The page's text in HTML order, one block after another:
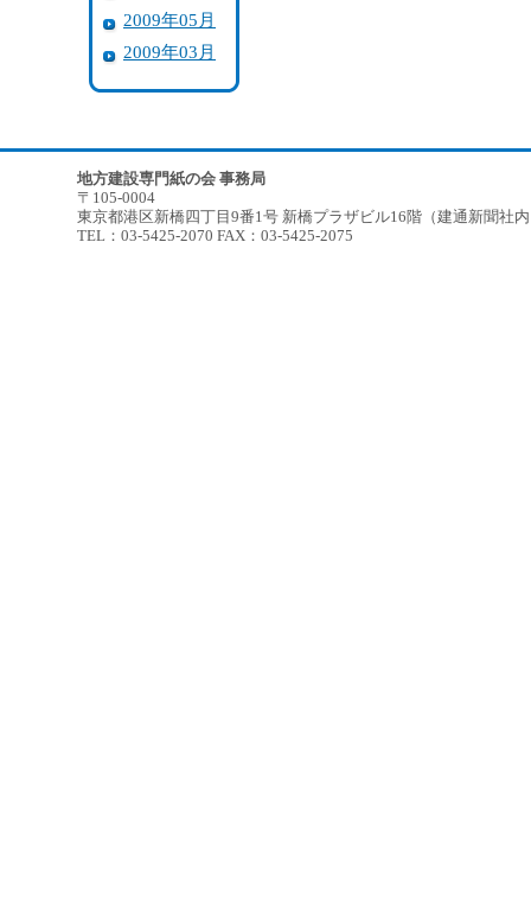
2009年05月
2009年03月
地方建設専門紙の会 事務局
〒105-0004
東京都港区新橋四丁目9番1号 新橋プラザビル16階（建通新聞社
TEL：03-5425-2070 FAX：03-5425-2075